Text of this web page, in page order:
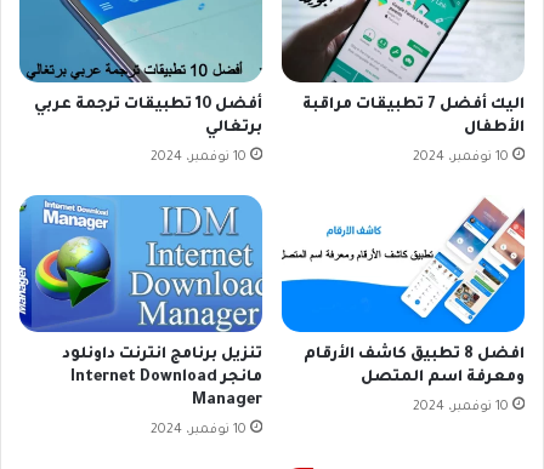
اليك أفضل 7 تطبيقات مراقبة
الأطفال
10 نوفمبر، 2024
أفضل 10 تطبيقات ترجمة عربي
برتغالي
10 نوفمبر، 2024
افضل 8 تطبيق كاشف الأرقام
ومعرفة اسم المتصل
10 نوفمبر، 2024
تنزيل برنامج انترنت داونلود
مانجر Internet Download
Manager
10 نوفمبر، 2024